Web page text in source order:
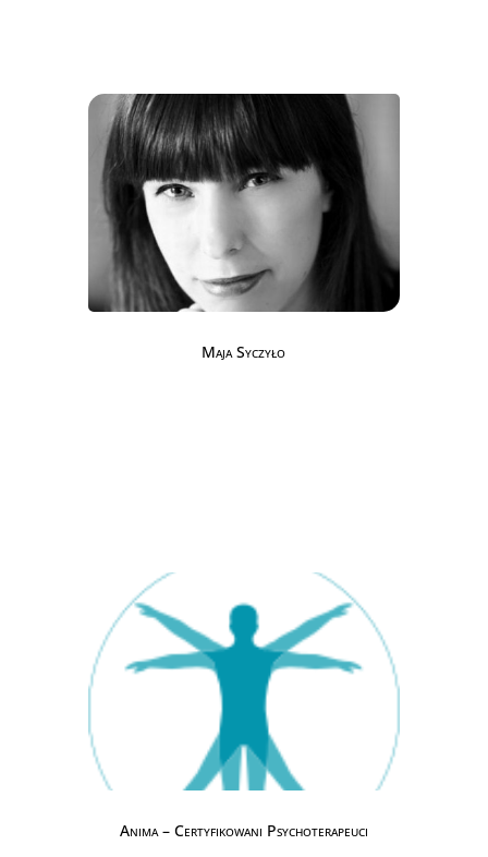
Maja Syczyło
Anima – Certyfikowani Psychoterapeuci